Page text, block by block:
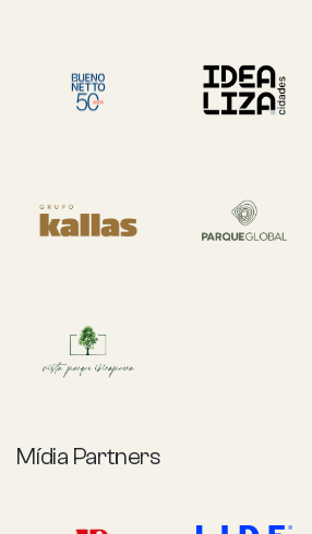
Mídia Partners